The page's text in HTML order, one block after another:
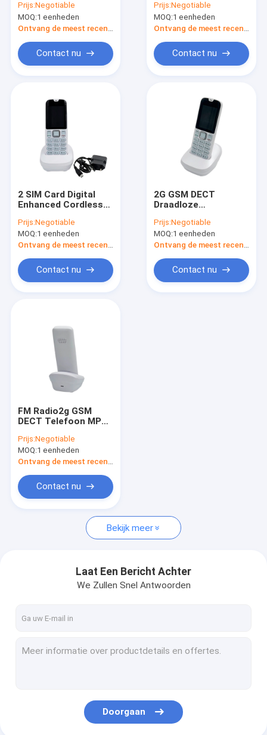
Android bevestigde Draadloze Telefoon
Slimme Draadloze Landline Telefoon
4G vaste Draadloze Telefoon
LTE bevestigde Draadloze Telefoon
Volte bevestigde Draadloze Telefoon
De Draadloze Telefoon van het huisbureau
SIM Card Wireless Phone
Dubbel SIM Landline Phone
GSM Draadloze Desktoptelefoon
van de Telefoonhd
Stem
Prijs:Negotiable
MOQ:1 eenheden
Ontvang de meest recente Prijs
Contact nu
Banden 2,4
Duimvertoning
Prijs:Negotiable
MOQ:1 eenheden
Ontvang de meest recente Prijs
Contact nu
2 SIM Card Digital
Enhanced Cordless-
Telefoonvolte
Prijs:Negotiable
MOQ:1 eenheden
Ontvang de meest recente Prijs
Contact nu
2G GSM DECT
Draadloze
SIM Card Slot
Prijs:Negotiable
MOQ:1 eenheden
Ontvang de meest recente Prijs
Contact nu
FM Radio2g GSM
DECT Telefoon MP3
Prijs:Negotiable
MOQ:1 eenheden
Ontvang de meest recente Prijs
Contact nu
Bekijk meer
Laat Een Bericht Achter
We Zullen Snel Antwoorden
Doorgaan